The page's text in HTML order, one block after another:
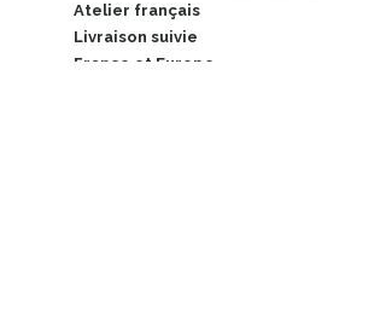
​Atelier français
Livraison suivie
France et Europe